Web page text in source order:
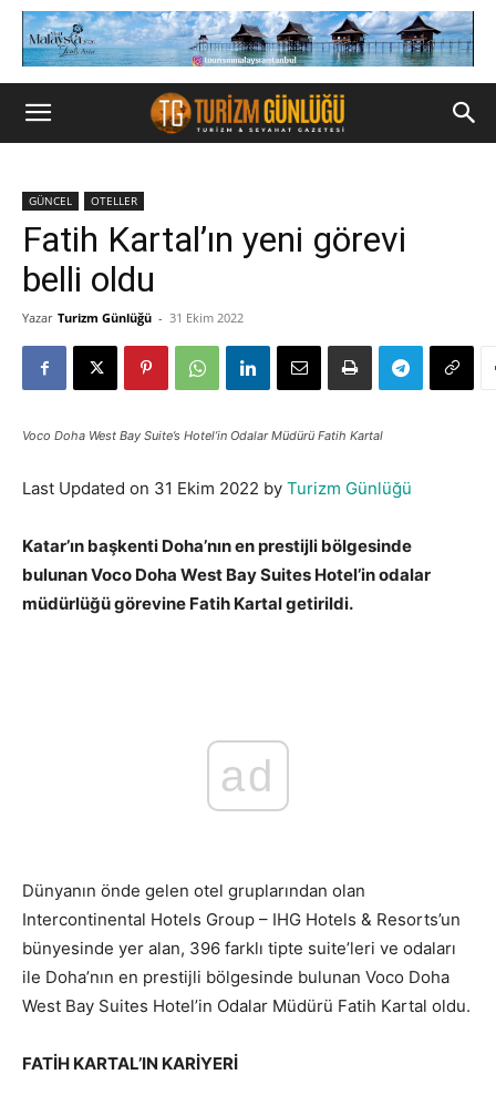
GÜNCEL OTELLER
Fatih Kartal’ın yeni görevi
belli oldu
Yazar Turizm Günlüğü - 31 Ekim 2022
Voco Doha West Bay Suite’s Hotel’in Odalar Müdürü Fatih Kartal
Last Updated on 31 Ekim 2022 by Turizm Günlüğü
Katar’ın başkenti Doha’nın en prestijli bölgesinde
bulunan Voco Doha West Bay Suites Hotel’in odalar
müdürlüğü görevine Fatih Kartal getirildi.
ad
Dünyanın önde gelen otel gruplarından olan
Intercontinental Hotels Group – IHG Hotels & Resorts’un
bünyesinde yer alan, 396 farklı tipte suite’leri ve odaları
ile Doha’nın en prestijli bölgesinde bulunan Voco Doha
West Bay Suites Hotel’in Odalar Müdürü Fatih Kartal oldu.
FATİH KARTAL’IN KARİYERİ